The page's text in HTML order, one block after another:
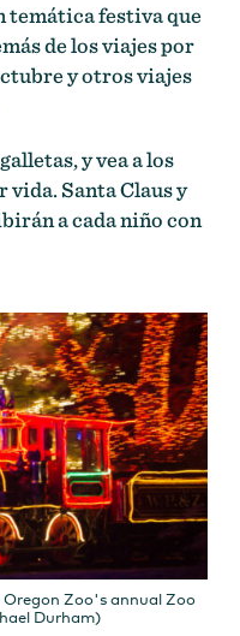
temática festiva que
de los viajes por
y otros viajes
y vea a los
Santa Claus y
a cada niño con
Zoo's annual Zoo
Durham)